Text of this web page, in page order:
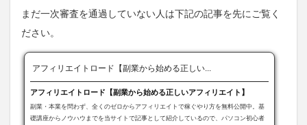
まだ一次審査を通過していない人は下記の記事を先にご覧く
ださい。
アフィリエイトロード【副業から始める正しい...
アフィリエイトロード【副業から始める正しいアフィリエイト】
副業・本業を問わず、全くのゼロからアフィリエイトで稼ぐやり方を無料公開中。基
礎講座からノウハウまでを当サイトで記事として紹介しているので、パソコン初心者